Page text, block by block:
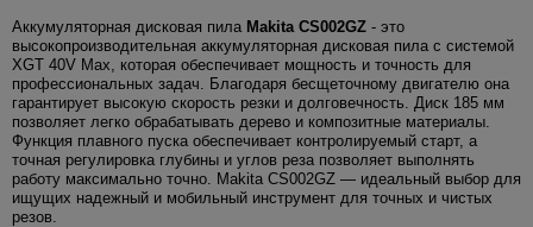
Аккумуляторная дисковая пила Makita CS002GZ - это
высокопроизводительная аккумуляторная дисковая пила с системой
XGT 40V Max, которая обеспечивает мощность и точность для
профессиональных задач. Благодаря бесщеточному двигателю она
гарантирует высокую скорость резки и долговечность. Диск 185 мм
позволяет легко обрабатывать дерево и композитные материалы.
Функция плавного пуска обеспечивает контролируемый старт, а
точная регулировка глубины и углов реза позволяет выполнять
работу максимально точно. Makita CS002GZ — идеальный выбор для
ищущих надежный и мобильный инструмент для точных и чистых
резов.